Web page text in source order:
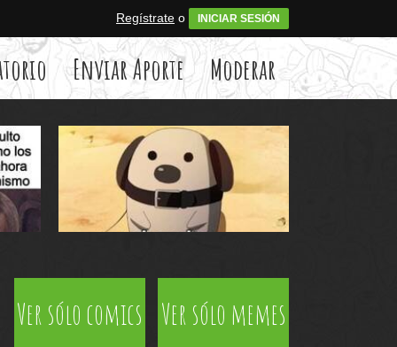
Regístrate o INICIAR SESIÓN
Enviar Aporte Moderar
Ver sólo comics Ver sólo memes